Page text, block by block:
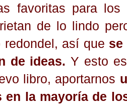
favoritas para
de lo lindo
redondel, así que se
de ideas. Y esto
libro, aportarnos
en la mayoría de